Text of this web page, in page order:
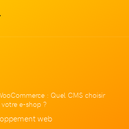
: Quel CMS choisir
e-shop ?
web